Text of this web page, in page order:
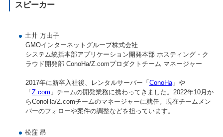
スピーカー
土井 万由子
GMOインターネットグループ株式会社
システム統括本部アプリケーション開発本部 ホスティング・ク
ラウド開発部 ConoHa/Z.comプロダクトチーム マネージャー
2017年に新卒入社後、レンタルサーバー「 ConoHa」や
「 Z.com 」チームの開発業務に携わってきました。2022年10月か
らConoHa/Z.comチームのマネージャーに就任。現在チームメン
バーのフォローや案件の調整などを担っています。
松窪 昂